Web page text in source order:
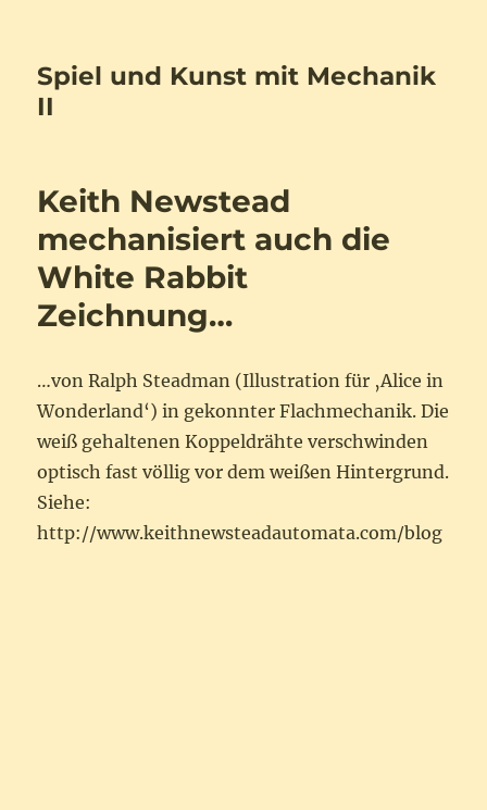
Spiel und Kunst mit Mechanik
II
Keith Newstead
mechanisiert auch die
White Rabbit
Zeichnung…
…von Ralph Steadman (Illustration für ‚Alice in
Wonderland‘) in gekonnter Flachmechanik. Die
weiß gehaltenen Koppeldrähte verschwinden
optisch fast völlig vor dem weißen Hintergrund.
Siehe:
http://www.keithnewsteadautomata.com/blog